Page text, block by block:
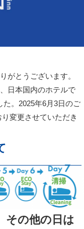
がとうございます。
日本国内のホテルで
た。2025年6月3日のご
変更させていただき
その他の日は